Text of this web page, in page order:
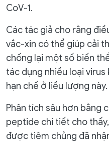
CoV-1.
Các tác giả cho rằng
vắc-xin có thể giúp cải
chống lại một số biến
tác dụng nhiều loại virus
hạn chế ở liều lượng này.
Phân tích sâu hơn bằng
peptide chi tiết cho
được tiêm chủng đã